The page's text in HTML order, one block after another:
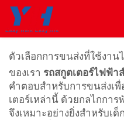
รถ
ตัวเลือกการขนส่งที่ใช้งา
ของเรา รถสกูตเตอร์ไฟฟ้า
คำตอบสำหรับการขนส่งเ
เตอร์เหล่านี้ ด้วยกลไกกา
จึงเหมาะอย่างยิ่งสำหรับเ